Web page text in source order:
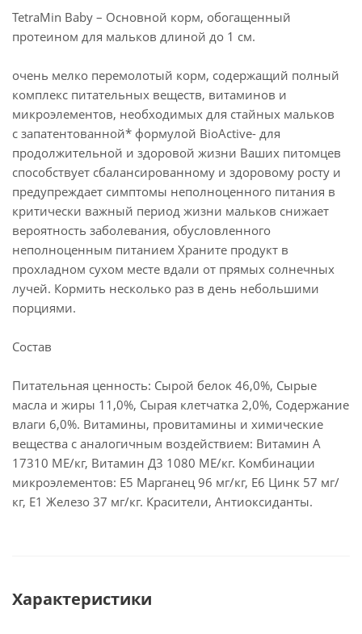
TetraMin Baby – Основной корм, обогащенный
протеином для мальков длиной до 1 см.
очень мелко перемолотый корм, содержащий полный
комплекс питательных веществ, витаминов и
микроэлементов, необходимых для стайных мальков
с запатентованной* формулой BioActive- для
продолжительной и здоровой жизни Ваших питомцев
способствует сбалансированному и здоровому росту и
предупреждает симптомы неполноценного питания в
критически важный период жизни мальков снижает
вероятность заболевания, обусловленного
неполноценным питанием Храните продукт в
прохладном сухом месте вдали от прямых солнечных
лучей. Кормить несколько раз в день небольшими
порциями.
Состав
Питательная ценность: Сырой белок 46,0%, Сырые
масла и жиры 11,0%, Сырая клетчатка 2,0%, Содержание
влаги 6,0%. Витамины, провитамины и химические
вещества с аналогичным воздействием: Витамин А
17310 МЕ/кг, Витамин Д3 1080 МЕ/кг. Комбинации
микроэлементов: Е5 Марганец 96 мг/кг, Е6 Цинк 57 мг/
кг, Е1 Железо 37 мг/кг. Красители, Антиоксиданты.
Характеристики